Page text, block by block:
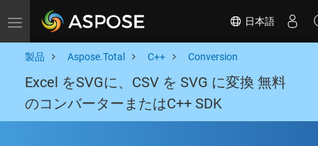
Toggle navigation 日本語
製品 Aspose.Total C++ Conversion
Excel をSVGに、CSV を SVG に変換 無料
のコンバーターまたはC++ SDK